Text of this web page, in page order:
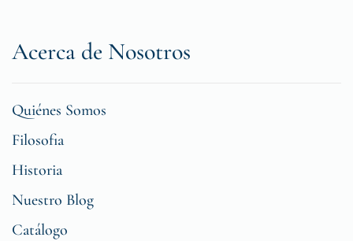
Acerca de Nosotros
Quiénes Somos
Filosofia
Historia
Nuestro Blog
Catálogo